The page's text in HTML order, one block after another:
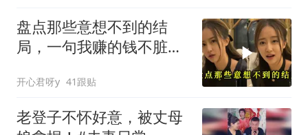
盘点那些意想不到的结
局，一句我赚的钱不脏，
开心君呀y 41跟贴
老登子不怀好意，被丈母